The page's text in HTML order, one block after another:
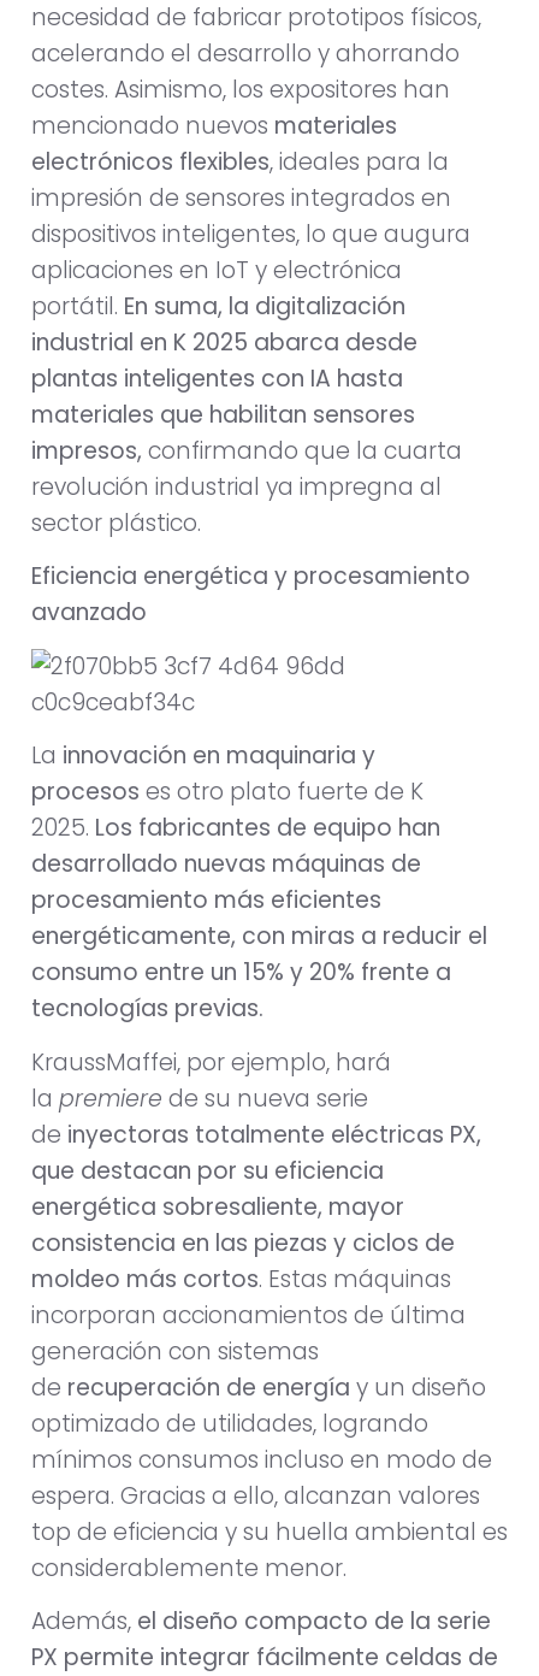
necesidad de fabricar prototipos físicos,
acelerando el desarrollo y ahorrando
costes. Asimismo, los expositores han
mencionado nuevos materiales
electrónicos flexibles, ideales para la
impresión de sensores integrados en
dispositivos inteligentes, lo que augura
aplicaciones en IoT y electrónica
portátil. En suma, la digitalización
industrial en K 2025 abarca desde
plantas inteligentes con IA hasta
materiales que habilitan sensores
impresos, confirmando que la cuarta
revolución industrial ya impregna al
sector plástico.
Eficiencia energética y procesamiento
avanzado
La innovación en maquinaria y
procesos es otro plato fuerte de K
2025. Los fabricantes de equipo han
desarrollado nuevas máquinas de
procesamiento más eficientes
energéticamente, con miras a reducir el
consumo entre un 15% y 20% frente a
tecnologías previas.
KraussMaffei, por ejemplo, hará
la premiere de su nueva serie
de inyectoras totalmente eléctricas PX,
que destacan por su eficiencia
energética sobresaliente, mayor
consistencia en las piezas y ciclos de
moldeo más cortos. Estas máquinas
incorporan accionamientos de última
generación con sistemas
de recuperación de energía y un diseño
optimizado de utilidades, logrando
mínimos consumos incluso en modo de
espera. Gracias a ello, alcanzan valores
top de eficiencia y su huella ambiental es
considerablemente menor.
Además, el diseño compacto de la serie
PX permite integrar fácilmente celdas de